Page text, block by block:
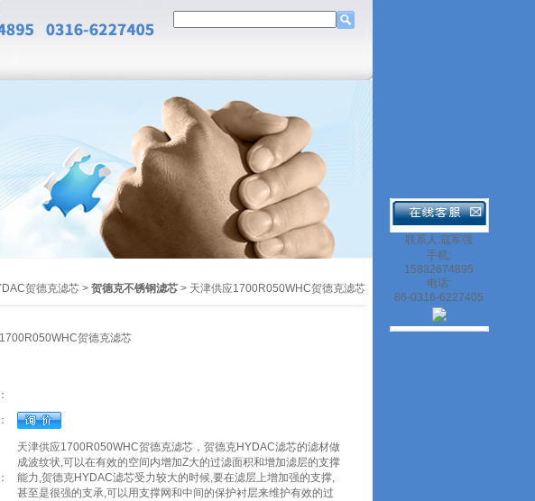
贺德克滤芯 > 贺德克不锈钢滤芯 > 天津供应1700R050WHC贺德克滤芯
贺德克滤芯
天津供应1700R050WHC贺德克滤芯，贺德克HYDAC滤芯的滤材做
成波纹状,可以在有效的空间内增加Z大的过滤面积和增加滤层的支撑
能力,贺德克HYDAC滤芯受力较大的时候,要在滤层上增加强的支撑,
甚至是很强的支承,可以用支撑网和中间的保护衬层来维护有效的过
联系人:寇军强
手机;
15832674895
电话:
86-0316-6227405